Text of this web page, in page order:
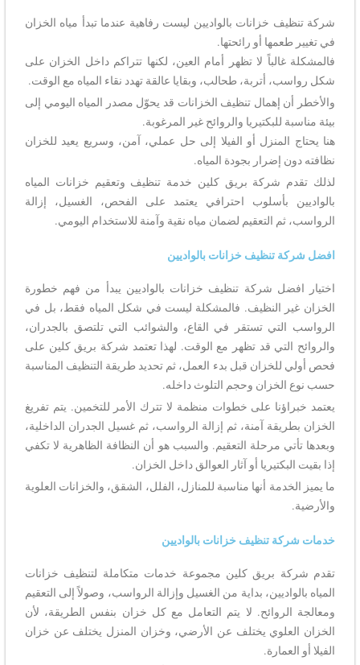
شركة تنظيف خزانات بالواديين ليست رفاهية عندما تبدأ مياه الخزان
في تغيير طعمها أو رائحتها.
فالمشكلة غالباً لا تظهر أمام العين، لكنها تتراكم داخل الخزان على
شكل رواسب، أتربة، طحالب، وبقايا عالقة تهدد نقاء المياه مع الوقت.
والأخطر أن إهمال تنظيف الخزانات قد يحوّل مصدر المياه اليومي إلى
بيئة مناسبة للبكتيريا والروائح غير المرغوبة.
هنا يحتاج المنزل أو الفيلا إلى حل عملي، آمن، وسريع يعيد للخزان
نظافته دون إضرار بجودة المياه.
لذلك تقدم شركة بريق كلين خدمة تنظيف وتعقيم خزانات المياه
بالواديين بأسلوب احترافي يعتمد على الفحص، الغسيل، إزالة
الرواسب، ثم التعقيم لضمان مياه نقية وآمنة للاستخدام اليومي.
افضل شركة تنظيف خزانات بالواديين
اختيار افضل شركة تنظيف خزانات بالواديين يبدأ من فهم خطورة
الخزان غير النظيف. فالمشكلة ليست في شكل المياه فقط، بل في
الرواسب التي تستقر في القاع، والشوائب التي تلتصق بالجدران،
والروائح التي قد تظهر مع الوقت. لهذا تعتمد شركة بريق كلين على
فحص أولي للخزان قبل بدء العمل، ثم تحديد طريقة التنظيف المناسبة
حسب نوع الخزان وحجم التلوث داخله.
يعتمد خبراؤنا على خطوات منظمة لا تترك الأمر للتخمين. يتم تفريغ
الخزان بطريقة آمنة، ثم إزالة الرواسب، ثم غسيل الجدران الداخلية،
وبعدها تأتي مرحلة التعقيم. والسبب هو أن النظافة الظاهرية لا تكفي
إذا بقيت البكتيريا أو آثار العوالق داخل الخزان.
ما يميز الخدمة أنها مناسبة للمنازل، الفلل، الشقق، والخزانات العلوية
والأرضية.
خدمات شركة تنظيف خزانات بالواديين
تقدم شركة بريق كلين مجموعة خدمات متكاملة لتنظيف خزانات
المياه بالواديين، بداية من الغسيل وإزالة الرواسب، وصولاً إلى التعقيم
ومعالجة الروائح. لا يتم التعامل مع كل خزان بنفس الطريقة، لأن
الخزان العلوي يختلف عن الأرضي، وخزان المنزل يختلف عن خزان
الفيلا أو العمارة.